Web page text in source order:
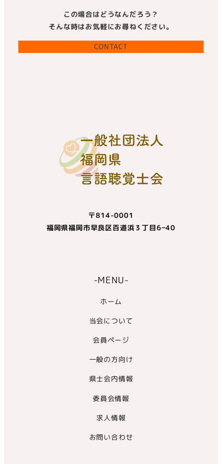
この場合はどうなんだろう？
そんな時はお気軽にお尋ねください。
CONTACT
〒814-0001
福岡県福岡市早良区百道浜３丁目6−40
-MENU-
ホーム
当会について
会員ページ
一般の方向け
県士会内情報
委員会情報
求人情報
お問い合わせ